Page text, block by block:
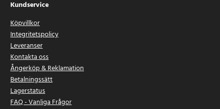
Kundservice
Köpvillkor
Integritetspolicy
Leveranser
Kontakta oss
Ångerköp & Reklamation
Betalningssätt
Lagerstatus
FAQ - Vanliga Frågor